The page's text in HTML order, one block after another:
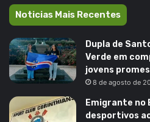
Noticias Mais Recentes
Dupla de
Verde em
jovens
8 de agosto de
Emigrante no
desportivos